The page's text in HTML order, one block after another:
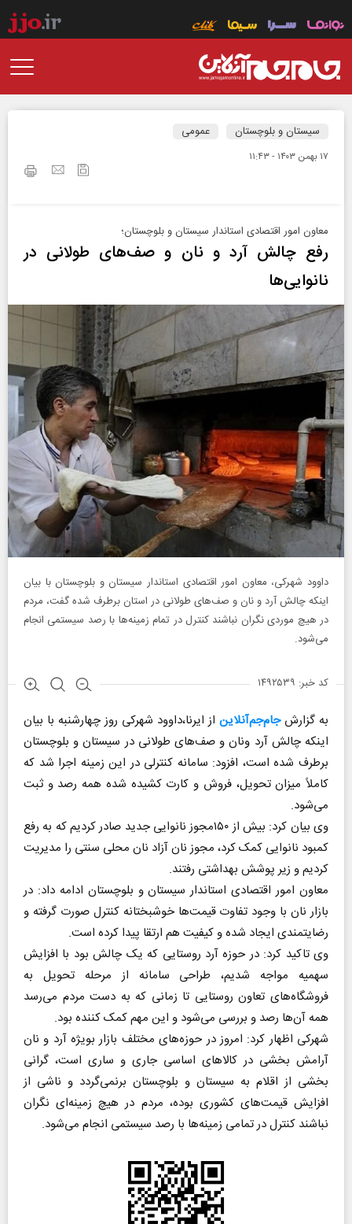
سیستان و بلوچستان عمومی
۱۷ بهمن ۱۴۰۳ - ۱۱:۴۳
معاون امور اقتصادی استاندار سیستان و بلوچستان؛
رفع چالش آرد و نان و صف‌های طولانی در
نانوایی‌ها
داوود شهرکی، معاون امور اقتصادی استاندار سیستان و بلوچستان با بیان
اینکه چالش آرد و نان و صف‌های طولانی در استان برطرف شده گفت، مردم
در هیچ موردی نگران نباشند کنترل در تمام زمینه‌ها با رصد سیستمی انجام
می‌شود.
کد خبر: ۱۴۹۲۵۳۹
به گزارشجام‌جم‌آنلاین از ایرنا،داوود شهرکی روز چهارشنبه با بیان
اینکه چالش آرد ونان و صف‌های طولانی در سیستان و بلوچستان
برطرف شده است، افزود: سامانه کنترلی در این زمینه اجرا شد که
کاملاً میزان تحویل، فروش و کارت کشیده شده همه رصد و ثبت
می‌شود.
وی بیان کرد: بیش از ۱۵۰مجوز نانوایی جدید صادر کردیم که به رفع
کمبود نانوایی کمک کرد، مجوز نان آزاد نان محلی سنتی را مدیریت
کردیم و زیر پوشش بهداشتی رفتند.
معاون امور اقتصادی استاندار سیستان و بلوچستان ادامه داد: در
بازار نان با وجود تفاوت قیمت‌ها خوشبختانه کنترل صورت گرفته و
رضایتمندی ایجاد شده و کیفیت هم ارتقا پیدا کرده است.
وی تاکید کرد: در حوزه آرد روستایی که یک چالش بود با افزایش
سهمیه مواجه شدیم، طراحی سامانه از مرحله تحویل به
فروشگاه‌های تعاون روستایی تا زمانی که به دست مردم می‌رسد
همه آن‌ها رصد و بررسی می‌شود و این مهم کمک کننده بود.
شهرکی اظهار کرد: امروز در حوزه‌های مختلف بازار بویژه آرد و نان
آرامش بخشی در کالا‌های اساسی جاری و ساری است، گرانی
بخشی از اقلام به سیستان و بلوچستان برنمی‌گردد و ناشی از
افزایش قیمت‌های کشوری بوده، مردم در هیچ زمینه‌ای نگران
نباشند کنترل در تمامی زمینه‌ها با رصد سیستمی انجام می‌شود.